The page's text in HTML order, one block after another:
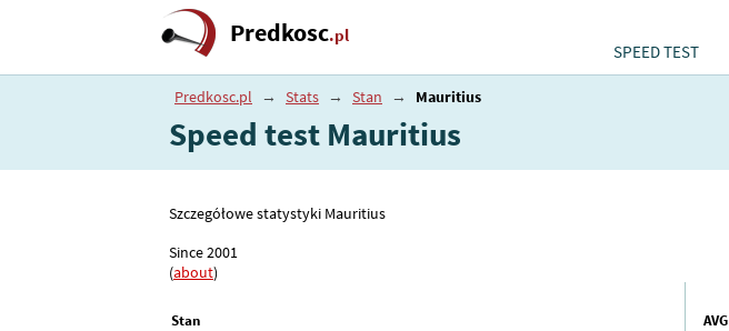
Predkosc.pl
SPEED TEST
Predkosc.pl → Stats → Stan → Mauritius
Speed test Mauritius
Szczegółowe statystyki Mauritius
Since 2001
(about)
Stan
AVG